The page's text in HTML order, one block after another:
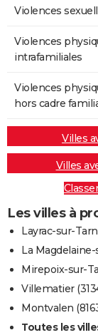
Violences
Violences
intrafamiliales
Violences
hors cadre
Villes
Villes
Les villes à
Layrac-sur-
La
Mirepoix-sur-
Villematier
Montvalen
Toutes les